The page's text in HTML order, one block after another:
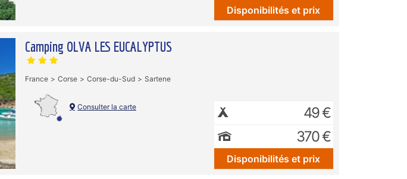
Disponibilités et prix
Camping OLVA LES EUCALYPTUS
France Corse Corse-du-Sud Sartene
Consulter la carte
49 €
370 €
Disponibilités et prix